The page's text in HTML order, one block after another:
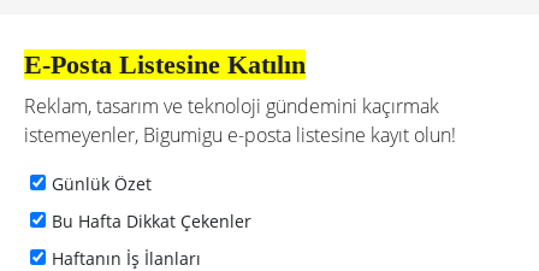
E-Posta Listesine Katılın
Reklam, tasarım ve teknoloji gündemini kaçırmak
istemeyenler, Bigumigu e-posta listesine kayıt olun!
Günlük Özet
Bu Hafta Dikkat Çekenler
Haftanın İş İlanları